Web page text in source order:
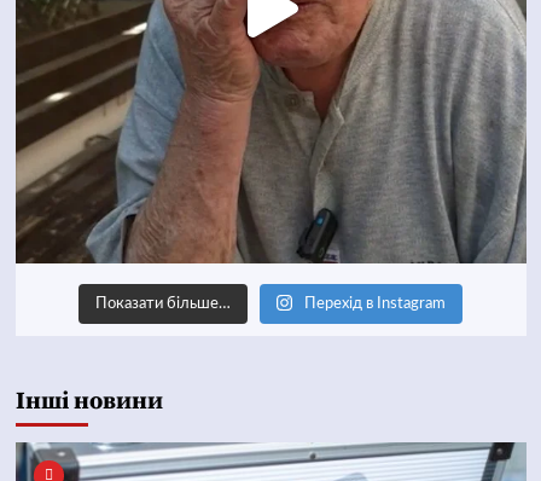
Показати більше… Перехід в Instagram
Інші новини